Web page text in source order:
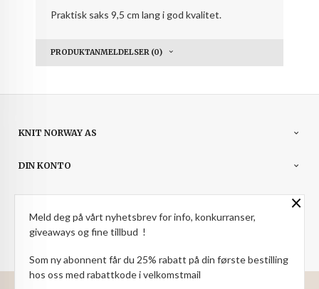
Praktisk saks 9,5 cm lang i god kvalitet.
PRODUKTANMELDELSER (0)
KNIT NORWAY AS
DIN KONTO
NYHETSBREV
PARTNERE
×
Meld deg på vårt nyhetsbrev for info, konkurranser,
giveaways og fine tillbud !
Som ny abonnent får du 25% rabatt på din første bestilling
hos oss med rabattkode i velkomstmail